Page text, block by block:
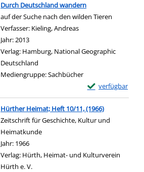
Durch Deutschland wandern
auf der Suche nach den wilden Tieren
Verfasser: Kieling, Andreas
Jahr:2013
Verlag: Hamburg, National Geographic
Deutschland
Mediengruppe:Sachbücher
verfügbar
Exemplar-
Zum Download
Hürther Heimat; Heft 10/11, (1966)
Zeitschrift für Geschichte, Kultur und
Heimatkunde
Suche nach diesem Verfasser
Jahr: 1966
Verlag: Hürth, Heimat- und Kulturverein
Hürth e. V.